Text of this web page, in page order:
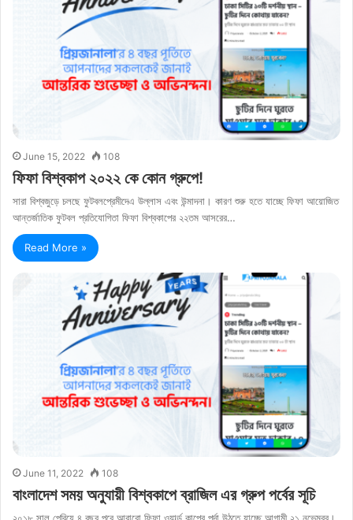
June 15, 2022 108
ফিফা বিশ্বকাপ ২০২২ কে কোন গ্রুপে!
সারা বিশ্বজুড়ে চলছে ফুটবলপ্রেমীদেএ উল্লাস এবং উন্মাদনা। কারণ শুরু হতে যাচ্ছে ফিফা আয়োজিত
আন্তর্জাতিক ফুটবল প্রতিযোগিতা ফিফা বিশ্বকাপের ২২তম আসরের…
Read More »
June 11, 2022 108
বাংলাদেশ সময় অনুযায়ী বিশ্বকাপে ব্রাজিল এর গ্রুপ পর্বের সূচি